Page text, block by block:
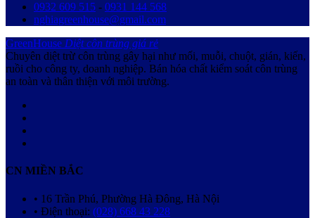
0932 609 515 - 0931 144 568
nghiagreenhouse@gmail.com
GreenHouse Diệt côn trùng giá rẻ
Chuyên diệt trừ côn trùng gây hại như mối, muỗi, chuột, gián, kiến,
ruồi cho công ty, doanh nghiệp. Bán hóa chất kiểm soát côn trùng
an toàn và thân thiện với môi trường.
CN MIỀN BẮC
• 16 Trần Phú, Phường Hà Đông, Hà Nội
• Điện thoại: (028) 668 43 228